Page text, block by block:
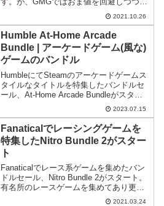
更に値引きもされた状態で予約できるの
で紹介します。※リリース直前で更に値
引率がUPしました。
2021.10.26
Humble At-Home Arcade
Bundle | アーケードゲーム(風な)
ゲームのバンドル
HumbleにてSteamのアーケードゲームス
タイルなタイトルを特集したバンドルセ
ール、At-Home Arcade Bundleがスター
ト。おま国などもあるようですが、費用
2023.07.15
Fanaticalでレーシングゲームを
特集したNitro Bundle 2がスター
ト
Fanaticalでレース系ゲームを集めたバン
ドルセール、Nitro Bundle 2がスタート。
有名所のレースゲームを集めてあり更に
価格が1本あたり100円を切るという破格
2021.03.24